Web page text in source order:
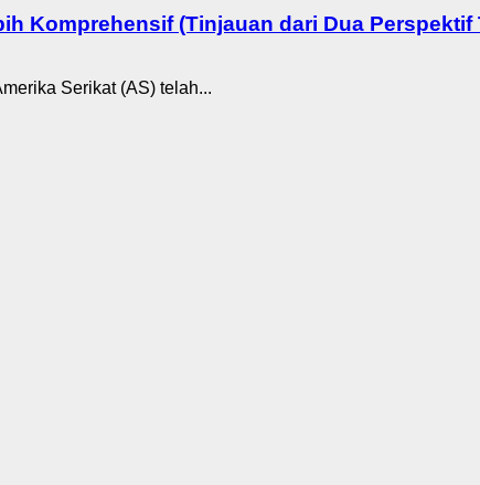
Komprehensif (Tinjauan dari Dua Perspektif
Serikat (AS) telah...